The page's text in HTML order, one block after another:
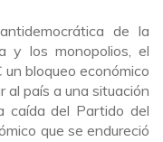
de la
y los monopolios, el
bloqueo económico
país a una situación
caída del Partido del
que se endureció